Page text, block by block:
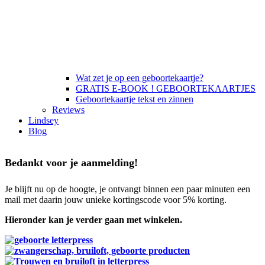
Wat zet je op een geboortekaartje?
GRATIS E-BOOK ! GEBOORTEKAARTJES
Geboortekaartje tekst en zinnen
Reviews
Lindsey
Blog
Bedankt voor je aanmelding!
Je blijft nu op de hoogte, je ontvangt binnen een paar minuten een
mail met daarin jouw unieke kortingscode voor 5% korting.
Hieronder kan je verder gaan met winkelen.